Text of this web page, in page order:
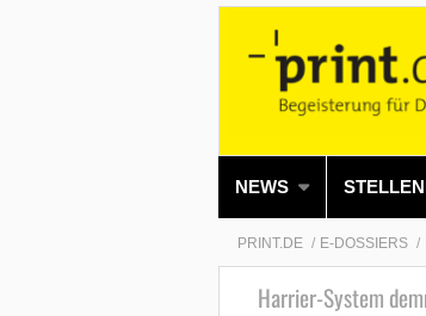
NEWS
PRINT.DE E-DOSSIERS
Harrier-System